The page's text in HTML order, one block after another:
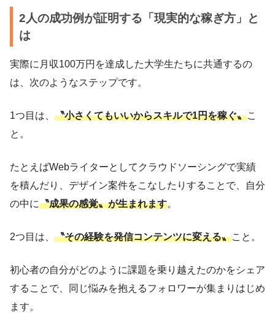
2人の成功例が証明する「現実的な稼ぎ方」と
は
実際に月収100万円を達成した大学生たちに共通するの
は、次のようなステップです。
1つ目は、 〝小さくてもいいからスキルで1円を稼ぐ〟こ
と。
たとえばWebライターとしてクラウドソーシングで実績
を積んだり、デザイン案件をこなしたりすることで、自分
の中に〝成果の感覚〟が生まれます。
2つ目は、 〝その経験を発信コンテンツに変える〟こと。
初心者の自分がどのように課題を乗り越えたのかをシェア
することで、同じ悩みを抱えるフォロワーが集まりはじめ
ます。